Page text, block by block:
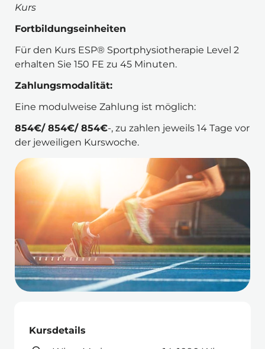
Kurs
Fortbildungseinheiten
Für den Kurs ESP® Sportphysiotherapie Level 2
erhalten Sie 150 FE zu 45 Minuten.
Zahlungsmodalität:
Eine modulweise Zahlung ist möglich:
854€/ 854€/ 854€-, zu zahlen jeweils 14 Tage vor
der jeweiligen Kurswoche.
Kursdetails